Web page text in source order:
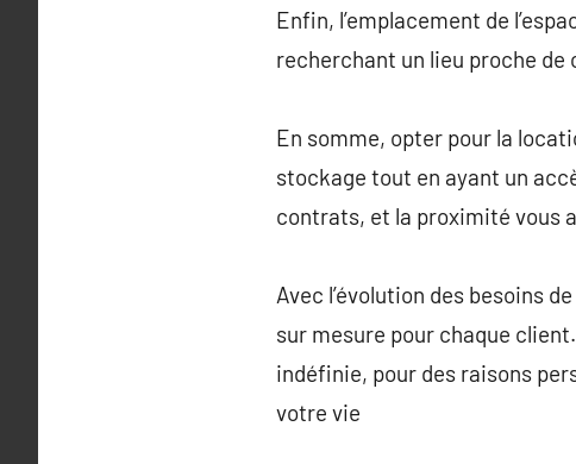
Enfin, l’emplacement de
recherchant un lieu proche de
En somme, opter pour la
stockage tout en ayant un
contrats, et la proximité vous
Avec l’évolution des besoins
sur mesure pour chaque
indéfinie, pour des raisons
votre vie